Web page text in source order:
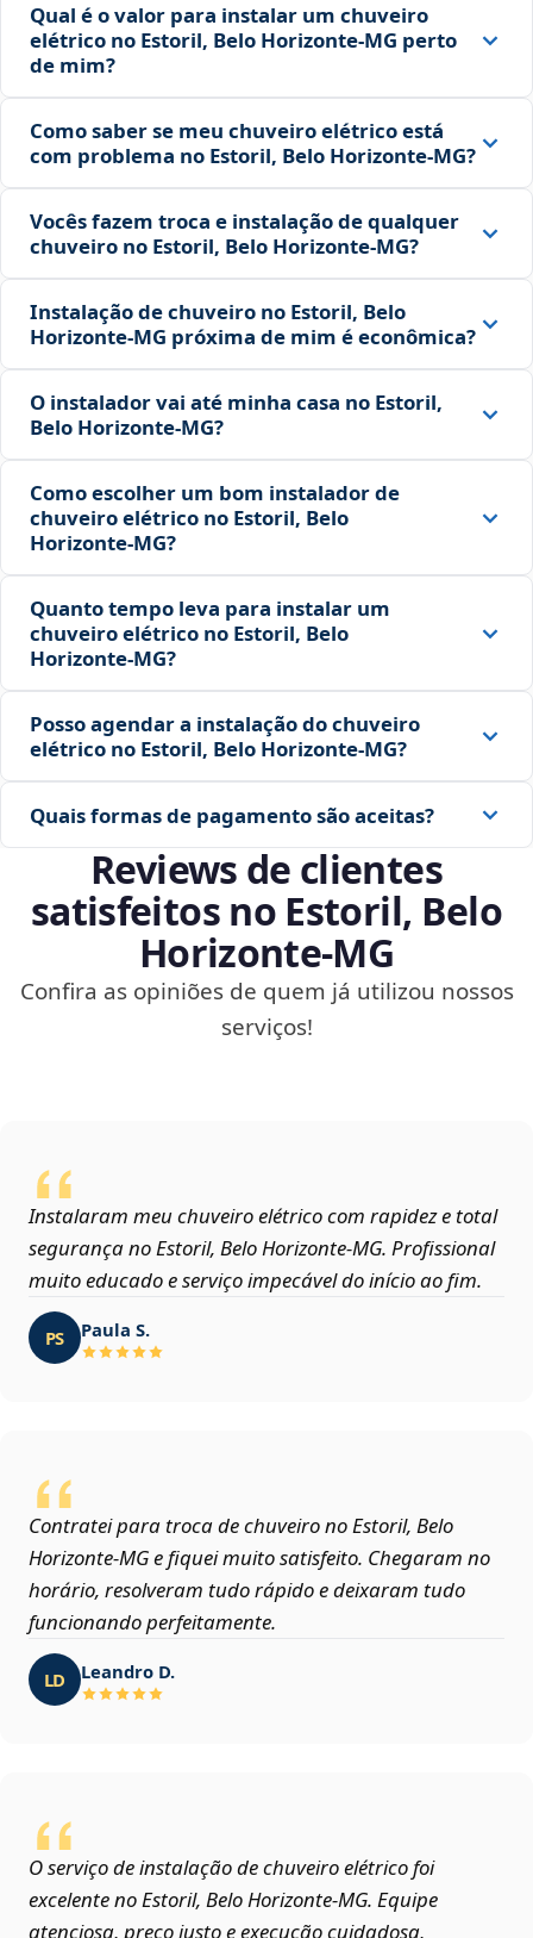
Qual é o valor para instalar um chuveiro
elétrico no Estoril, Belo Horizonte‑MG perto
de mim?
Como saber se meu chuveiro elétrico está
com problema no Estoril, Belo Horizonte‑MG?
Vocês fazem troca e instalação de qualquer
chuveiro no Estoril, Belo Horizonte‑MG?
Instalação de chuveiro no Estoril, Belo
Horizonte‑MG próxima de mim é econômica?
O instalador vai até minha casa no Estoril,
Belo Horizonte‑MG?
Como escolher um bom instalador de
chuveiro elétrico no Estoril, Belo
Horizonte‑MG?
Quanto tempo leva para instalar um
chuveiro elétrico no Estoril, Belo
Horizonte‑MG?
Posso agendar a instalação do chuveiro
elétrico no Estoril, Belo Horizonte‑MG?
Quais formas de pagamento são aceitas?
Reviews de clientes
satisfeitos no Estoril, Belo
Horizonte‑MG
Confira as opiniões de quem já utilizou nossos
serviços!
Instalaram meu chuveiro elétrico com rapidez e total
segurança no Estoril, Belo Horizonte‑MG. Profissional
muito educado e serviço impecável do início ao fim.
PS Paula S.
Contratei para troca de chuveiro no Estoril, Belo
Horizonte‑MG e fiquei muito satisfeito. Chegaram no
horário, resolveram tudo rápido e deixaram tudo
funcionando perfeitamente.
LD Leandro D.
O serviço de instalação de chuveiro elétrico foi
excelente no Estoril, Belo Horizonte‑MG. Equipe
atenciosa, preço justo e execução cuidadosa,